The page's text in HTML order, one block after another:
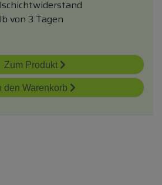
von 3 Tagen
Zum Produkt
den Warenkorb